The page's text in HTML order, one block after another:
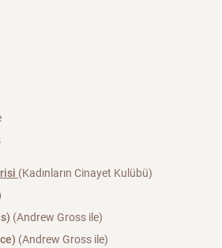
(Kadınların Cinayet Kulübü)
(Andrew Gross ile)
(Andrew Gross ile)